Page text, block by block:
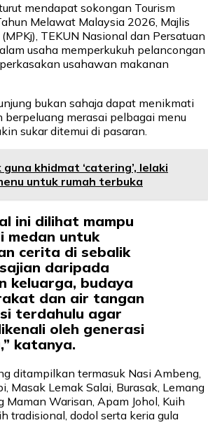
mendapat sokongan Tourism
Melawat Malaysia 2026, Majlis
TEKUN Nasional dan Persatuan
usaha memperkukuh pelancongan
usahawan makanan
bukan sahaja dapat menikmati
berpeluang merasai pelbagai menu
sukar ditemui di pasaran.
guna khidmat ‘catering’, lelaki
untuk rumah terbuka
ini dilihat mampu
medan untuk
cerita di sebalik
daripada
keluarga, budaya
dan air tangan
terdahulu agar
oleh generasi
katanya.
ditampilkan termasuk Nasi Ambeng,
Masak Lemak Salai, Burasak, Lemang
Maman Warisan, Apam Johol, Kuih
tradisional, dodol serta keria gula